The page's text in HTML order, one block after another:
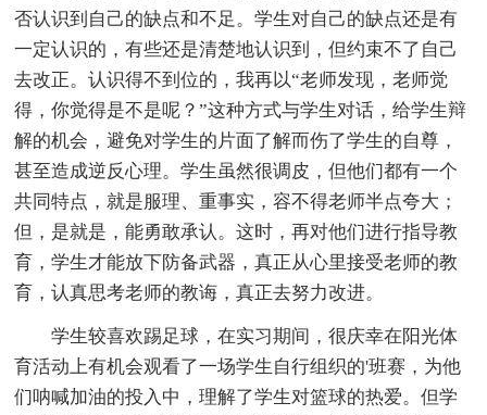
否认识到自己的缺点和不足。学生对自己的缺点还是有
一定认识的，有些还是清楚地认识到，但约束不了自己
去改正。认识得不到位的，我再以“老师发现，老师觉
得，你觉得是不是呢？”这种方式与学生对话，给学生辩
解的机会，避免对学生的片面了解而伤了学生的自尊，
甚至造成逆反心理。学生虽然很调皮，但他们都有一个
共同特点，就是服理、重事实，容不得老师半点夸大；
但，是就是，能勇敢承认。这时，再对他们进行指导教
育，学生才能放下防备武器，真正从心里接受老师的教
育，认真思考老师的教诲，真正去努力改进。
学生较喜欢踢足球，在实习期间，很庆幸在阳光体
育活动上有机会观看了一场学生自行组织的'班赛，为他
们呐喊加油的投入中，理解了学生对篮球的热爱。但学